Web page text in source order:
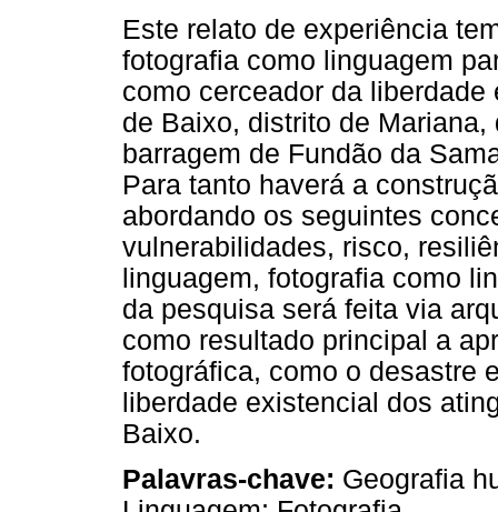
Este relato de experiência
fotografia como linguagem
como cerceador da
de Baixo, distrito de
barragem de Fundão da
Para tanto haverá a
abordando os seguintes
vulnerabilidades, risco,
linguagem, fotografia como
da pesquisa será feita via
como resultado principal a
fotográfica, como o desastre
liberdade existencial dos
Baixo.
Palavras-chave: Geografia